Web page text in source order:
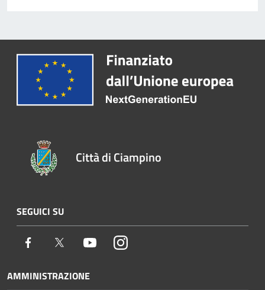
Città di Ciampino
SEGUICI SU
Facebook Twitter YoutubeInstagram
AMMINISTRAZIONE